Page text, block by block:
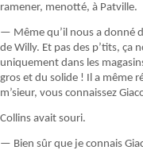
ramener, menotté, à Patville.
— Même qu’il nous a donné
de Willy. Et pas des p’tits, ça
uniquement dans les
gros et du solide ! Il a même
m’sieur, vous connaissez
Collins avait souri.
— Bien sûr que je connais